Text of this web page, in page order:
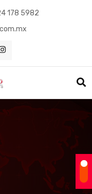
178 5982